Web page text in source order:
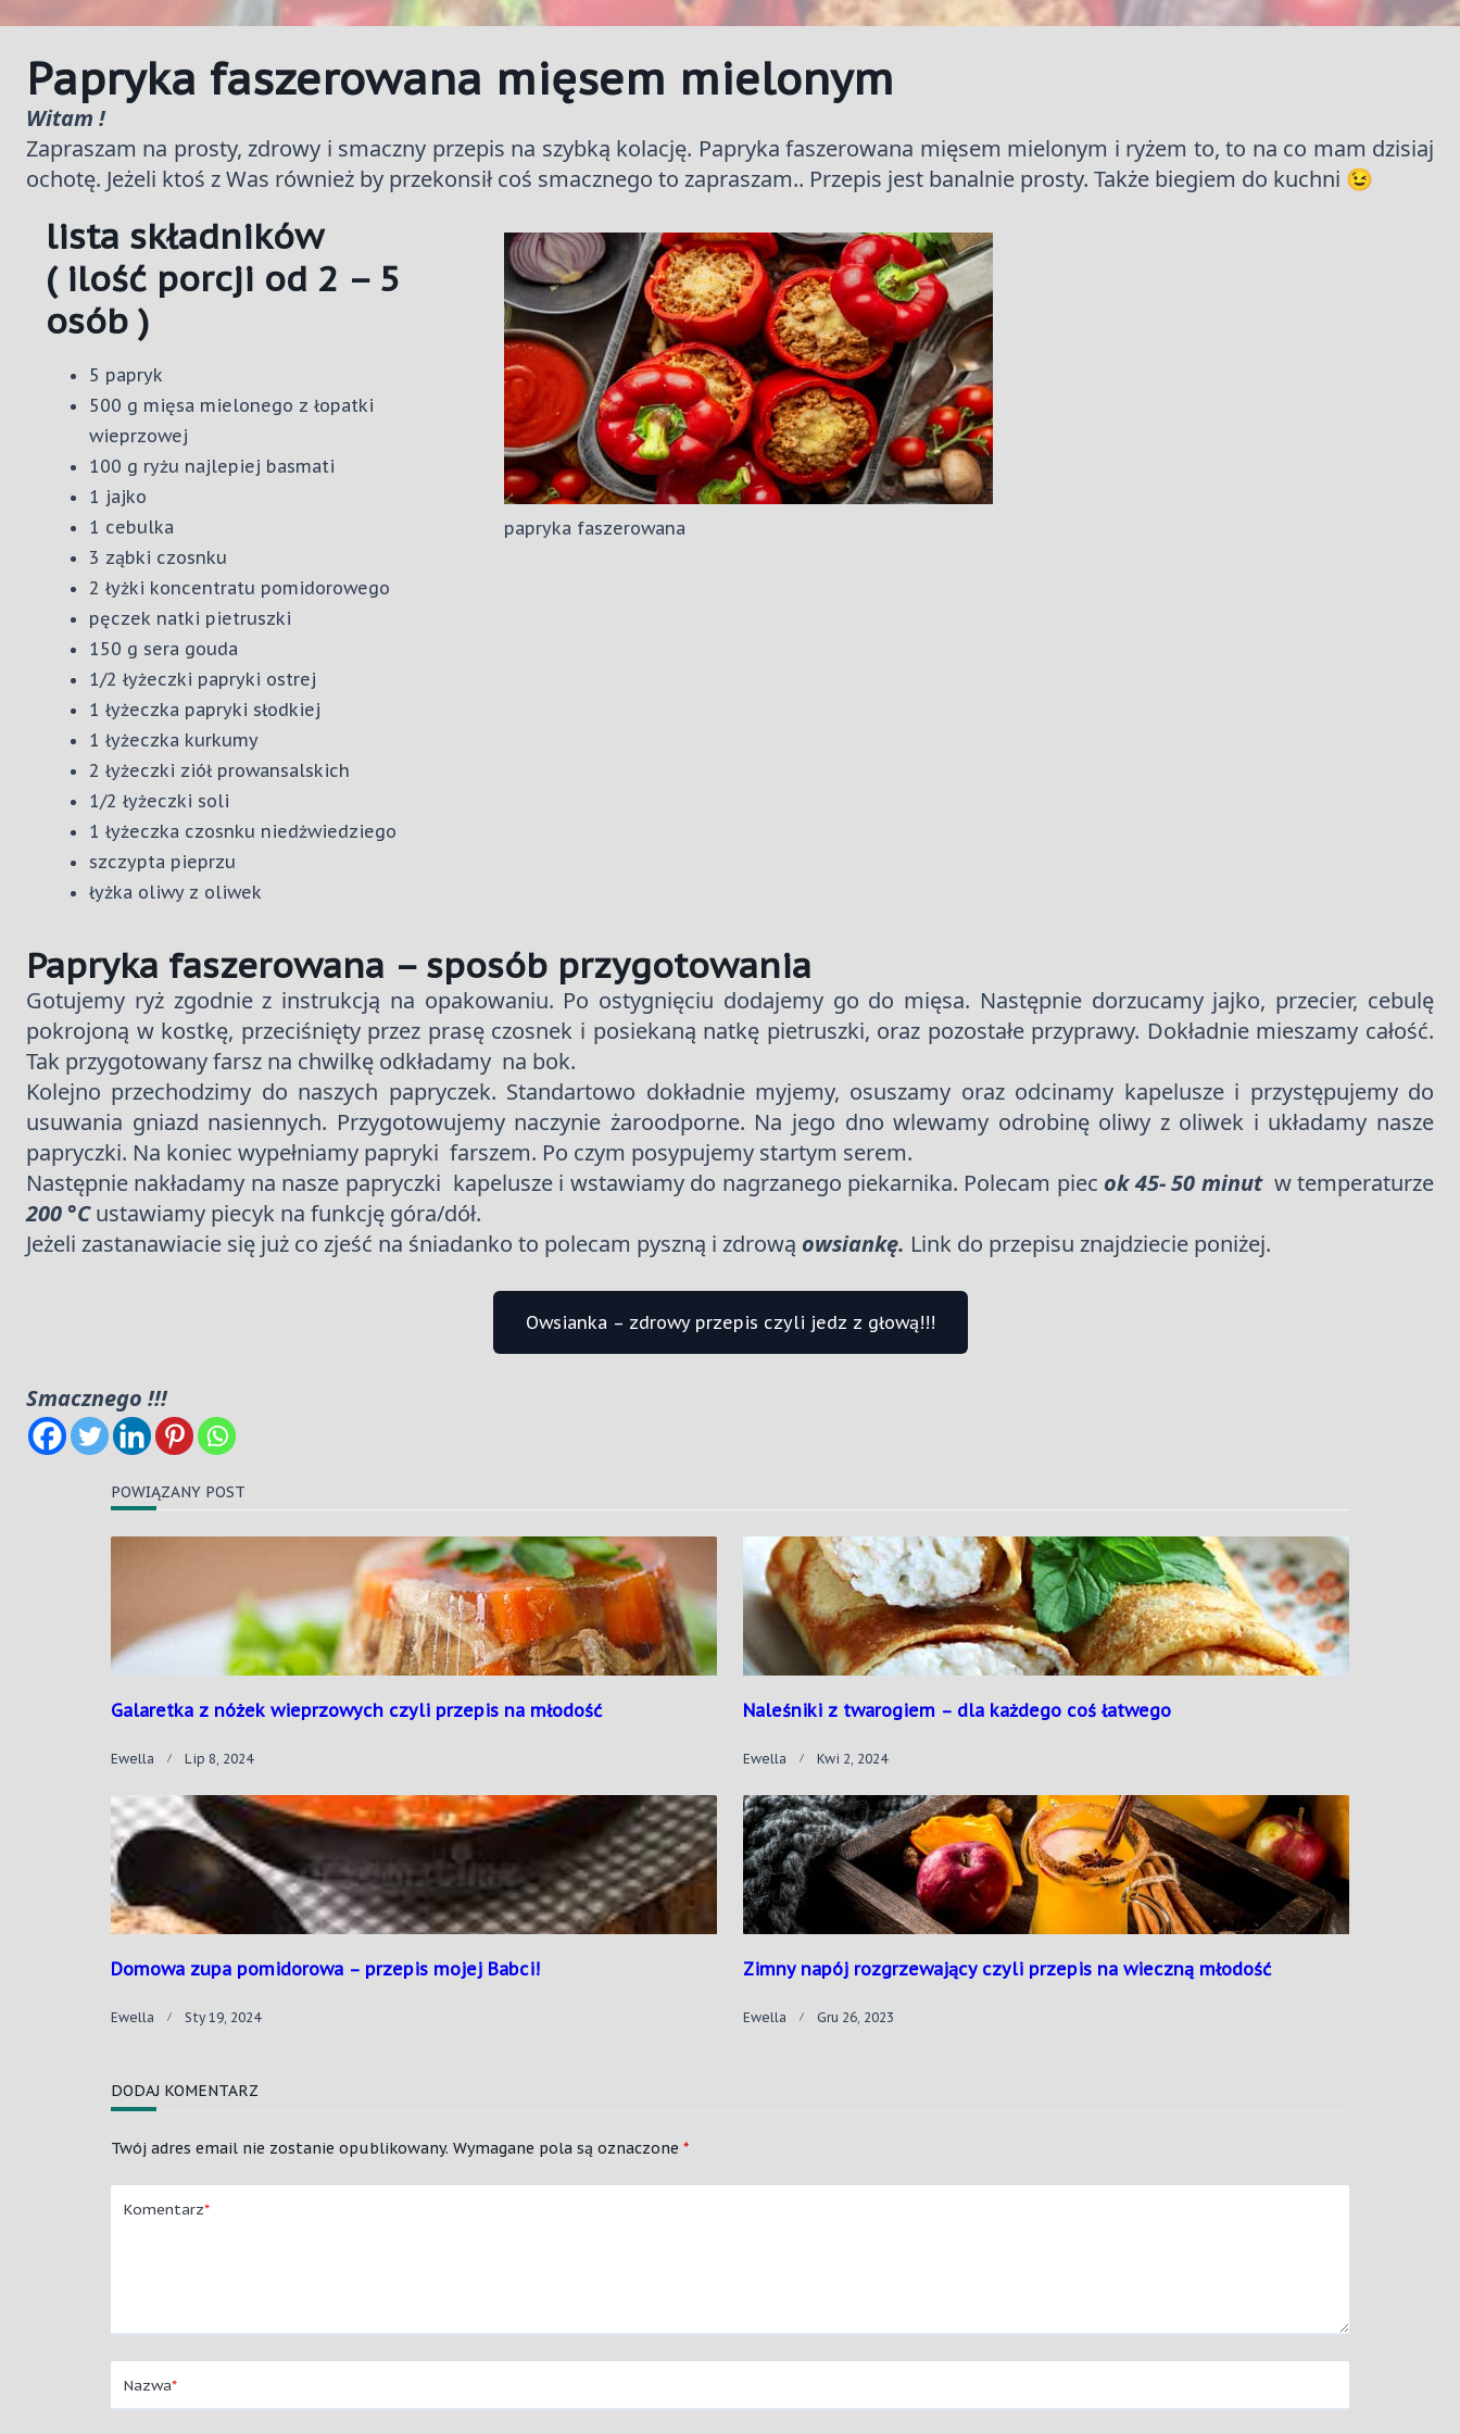
Papryka faszerowana mięsem mielonym
Witam !
Zapraszam na prosty, zdrowy i smaczny przepis na szybką kolację. Papryka faszerowana mięsem mielonym i ryżem to, to na co mam dzisiaj
ochotę. Jeżeli ktoś z Was również by przekonsił coś smacznego to zapraszam.. Przepis jest banalnie prosty. Także biegiem do kuchni 😉
lista składników
( ilość porcji od 2 – 5
osób )
5 papryk
500 g mięsa mielonego z łopatki
wieprzowej
100 g ryżu najlepiej basmati
1 jajko
1 cebulka
3 ząbki czosnku
2 łyżki koncentratu pomidorowego
pęczek natki pietruszki
150 g sera gouda
1/2 łyżeczki papryki ostrej
1 łyżeczka papryki słodkiej
1 łyżeczka kurkumy
2 łyżeczki ziół prowansalskich
1/2 łyżeczki soli
1 łyżeczka czosnku niedżwiedziego
szczypta pieprzu
łyżka oliwy z oliwek
papryka faszerowana
Papryka faszerowana – sposób przygotowania
Gotujemy ryż zgodnie z instrukcją na opakowaniu. Po ostygnięciu dodajemy go do mięsa. Następnie dorzucamy jajko, przecier, cebulę
pokrojoną w kostkę, przeciśnięty przez prasę czosnek i posiekaną natkę pietruszki, oraz pozostałe przyprawy. Dokładnie mieszamy całość.
Tak przygotowany farsz na chwilkę odkładamy na bok.
Kolejno przechodzimy do naszych papryczek. Standartowo dokładnie myjemy, osuszamy oraz odcinamy kapelusze i przystępujemy do
usuwania gniazd nasiennych. Przygotowujemy naczynie żaroodporne. Na jego dno wlewamy odrobinę oliwy z oliwek i układamy nasze
papryczki. Na koniec wypełniamy papryki farszem. Po czym posypujemy startym serem.
Następnie nakładamy na nasze papryczki kapelusze i wstawiamy do nagrzanego piekarnika. Polecam piec ok 45- 50 minut w temperaturze
200 °Custawiamy piecyk na funkcję góra/dół.
Jeżeli zastanawiacie się już co zjeść na śniadanko to polecam pyszną i zdrową owsiankę. Link do przepisu znajdziecie poniżej.
Owsianka – zdrowy przepis czyli jedz z głową!!!
Smacznego !!!
POWIĄZANY POST
Galaretka z nóżek wieprzowych czyli przepis na młodość
Ewella Lip 8, 2024
Naleśniki z twarogiem – dla każdego coś łatwego
Ewella Kwi 2, 2024
Domowa zupa pomidorowa – przepis mojej Babci!
Ewella Sty 19, 2024
Zimny napój rozgrzewający czyli przepis na wieczną młodość
Ewella Gru 26, 2023
DODAJ KOMENTARZ
Twój adres email nie zostanie opublikowany. Wymagane pola są oznaczone *
Komentarz*
Nazwa*